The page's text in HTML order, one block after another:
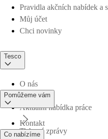
Pravidla akčních nabídek a
Můj účet
Chci novinky
Tesco
O nás
Aktuální nabídka práce
Tiskové zprávy
Pomůžeme vám
Kontakt
Co nabízíme